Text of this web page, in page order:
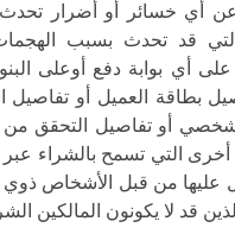
أي خسائر أو أضرار تحدث
التي قد تحدث بسبب
على أي بوابة دفع أوعلى
بطاقة العميل أو تفاصيل
أو تفاصيل التحقق من
التي تسمح بالشراء عبر
عليها من قبل الأشخاص ذوي
قد لا يكونون المالكين